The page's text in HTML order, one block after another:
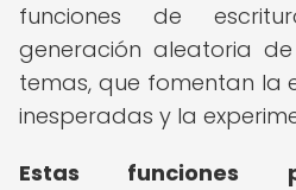
funciones de
generación aleatoria
temas, que fomentan la
inesperadas y la
Estas funciones